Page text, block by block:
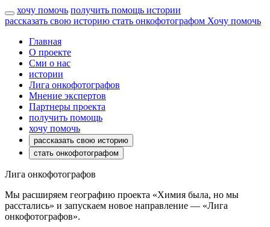
хочу помочь получить помощь истории
рассказать свою историю стать онкофотографом Хочу помочь
Главная
О проекте
Сми о нас
истории
Лига онкофотографов
Мнение экспертов
Партнеры проекта
получить помощь
хочу помочь
рассказать свою историю
стать онкофотографом
Лига онкофотографов
Мы расширяем географию проекта «Химия была, но мы
расстались» и запускаем новое направление — «Лига
онкофотографов».